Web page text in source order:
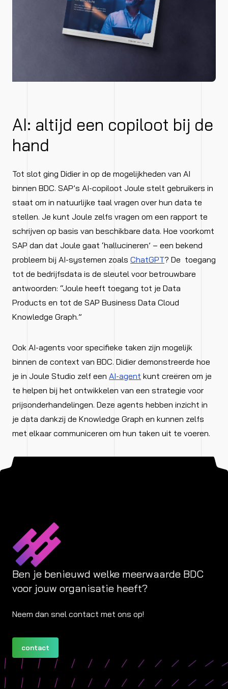
AI: altijd een copiloot bij de
hand
Tot slot ging Didier in op de mogelijkheden van AI
binnen BDC. SAP’s AI-copiloot Joule stelt gebruikers in
staat om in natuurlijke taal vragen over hun data te
stellen. Je kunt Joule zelfs vragen om een rapport te
schrijven op basis van beschikbare data. Hoe voorkomt
SAP dan dat Joule gaat ‘hallucineren’ – een bekend
probleem bij AI-systemen zoals ChatGPT? De toegang
tot de bedrijfsdata is de sleutel voor betrouwbare
antwoorden: “Joule heeft toegang tot je Data
Products en tot de SAP Business Data Cloud
Knowledge Graph.”
Ook AI-agents voor specifieke taken zijn mogelijk
binnen de context van BDC. Didier demonstreerde hoe
je in Joule Studio zelf een AI-agent kunt creëren om je
te helpen bij het ontwikkelen van een strategie voor
prijsonderhandelingen. Deze agents hebben inzicht in
je data dankzij de Knowledge Graph en kunnen zelfs
met elkaar communiceren om hun taken uit te voeren.
Ben je benieuwd welke meerwaarde BDC
voor jouw organisatie heeft?
Neem dan snel contact met ons op!
contact